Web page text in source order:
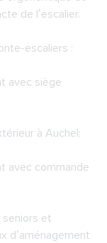
de l’escalier.
escaliers :
avec siège
à Auchel;
avec commande
seniors et
d’aménagement